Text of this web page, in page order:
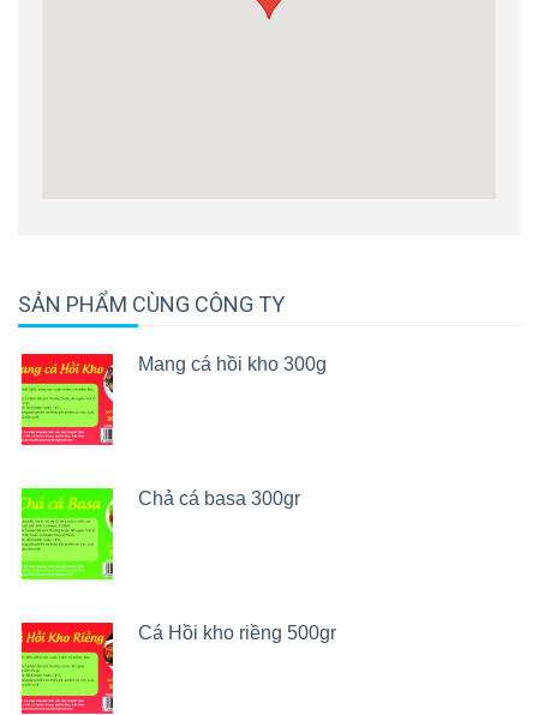
SẢN PHẨM CÙNG CÔNG TY
Mang cá hồi kho 300g
Chả cá basa 300gr
Cá Hồi kho riềng 500gr